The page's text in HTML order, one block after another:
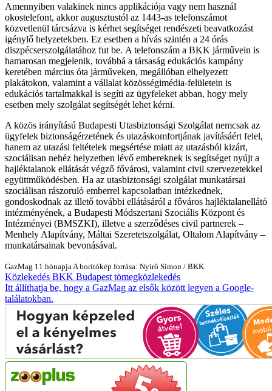
Amennyiben valakinek nincs applikációja vagy nem használ
okostelefont, akkor augusztustól az 1443-as telefonszámot
közvetlenül tárcsázva is kérhet segítséget rendészeti beavatkozást
igénylő helyzetekben. Ez esetben a hívás szintén a 24 órás
diszpécserszolgálatához fut be. A telefonszám a BKK járművein is
hamarosan megjelenik, továbbá a társaság edukációs kampány
keretében március óta járműveken, megállóban elhelyezett
plakátokon, valamint a vállalat közösségimédia-felületein is
edukációs tartalmakkal is segíti az ügyfeleket abban, hogy mely
esetben mely szolgálat segítségét lehet kérni.
A közös irányítású Budapesti Utasbiztonsági Szolgálat nemcsak az
ügyfelek biztonságérzetének és utazáskomfortjának javításáért felel,
hanem az utazási feltételek megsértése miatt az utazásból kizárt,
szociálisan nehéz helyzetben lévő embereknek is segítséget nyújt a
hajléktalanok ellátását végző fővárosi, valamint civil szervezetekkel
együttműködésben. Ha az utasbiztonsági szolgálat munkatársai
szociálisan rászoruló emberrel kapcsolatban intézkednek,
gondoskodnak az illető további ellátásáról a főváros hajléktalanellátó
intézményének, a Budapesti Módszertani Szociális Központ és
Intézményei (BMSZKI), illetve a szerződéses civil partnerek –
Menhely Alapítvány, Máltai Szeretetszolgálat, Oltalom Alapítvány –
munkatársainak bevonásával.
GazMag 11 hónapja A borítókép forrása: Nyirő Simon / BKK
Közlekedés BKK Budapest tömegközlekedés
Itt állíthatja be, hogy a GazMag az elsők között legyen a Google-
találatokban.